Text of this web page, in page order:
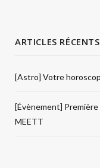
ARTICLES RÉCENTS
[Astro] Votre
[Évènement]
MEETT